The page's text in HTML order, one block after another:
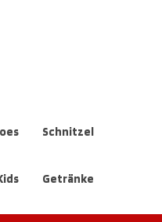
Schnitzel
Getränke